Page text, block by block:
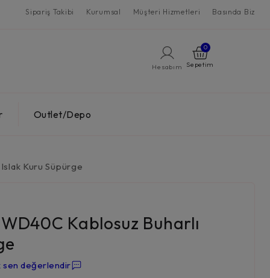
Sipariş Takibi Kurumsal Müşteri Hizmetleri Basında Biz
Hesabım
0
Outlet/Depo
Kuru Süpürge
Kablosuz Buharlı
sen değerlendir